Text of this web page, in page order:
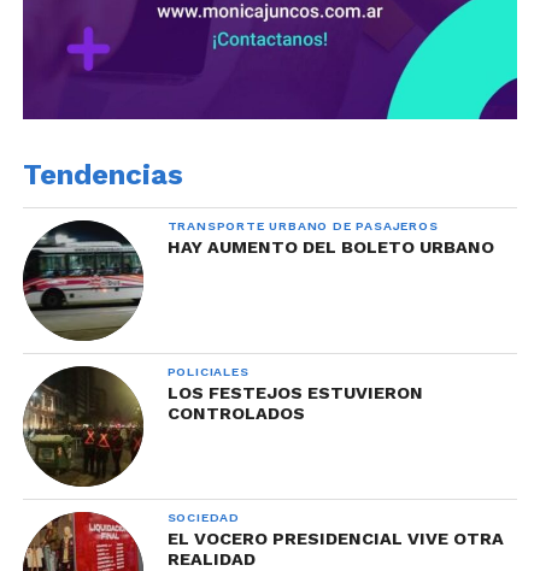
Tendencias
TRANSPORTE URBANO DE PASAJEROS
HAY AUMENTO DEL BOLETO URBANO
POLICIALES
LOS FESTEJOS ESTUVIERON
CONTROLADOS
SOCIEDAD
EL VOCERO PRESIDENCIAL VIVE OTRA
REALIDAD